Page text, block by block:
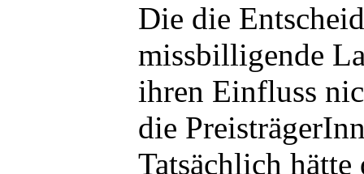
Die die
missbilligende
ihren Einfluss
die
Tatsächlich